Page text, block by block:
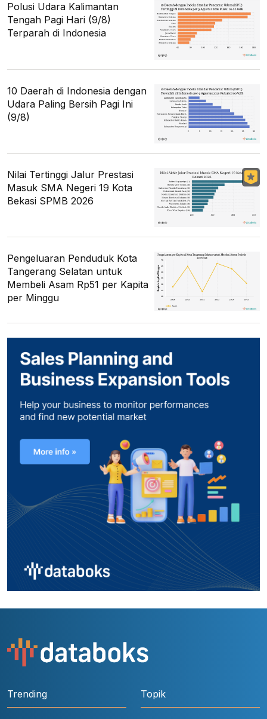
Polusi Udara Kalimantan
Tengah Pagi Hari (9/8)
Terparah di Indonesia
10 Daerah di Indonesia dengan
Udara Paling Bersih Pagi Ini
(9/8)
Nilai Tertinggi Jalur Prestasi
Masuk SMA Negeri 19 Kota
Bekasi SPMB 2026
Pengeluaran Penduduk Kota
Tangerang Selatan untuk
Membeli Asam Rp51 per Kapita
per Minggu
Trending Topik